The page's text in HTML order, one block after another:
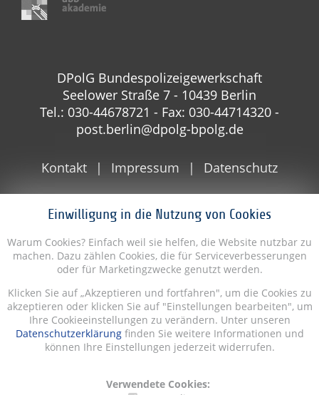
Einwilligung in die Nutzung von Cookies
Warum Cookies? Einfach weil sie helfen, die Website nutzbar zu
machen. Dazu zählen Cookies, die für Serviceverbesserungen
oder für Marketingzwecke genutzt werden.
Klicken Sie auf „Akzeptieren und fortfahren", um die Cookies zu
akzeptieren oder klicken Sie auf "Einstellungen bearbeiten", um
Ihre Cookieeinstellungen zu verändern. Unter unseren
Datenschutzerklärungfinden Sie weitere Informationen und
können Ihre Einstellungen jederzeit widerrufen.
Verwendete Cookies:
DPolG Bundespolizeigewerkschaft
Seelower Straße 7 - 10439 Berlin
Tel.: 030-44678721 - Fax: 030-44714320 -
post.berlin@dpolg-bpolg.de
Kontakt Impressum Datenschutz